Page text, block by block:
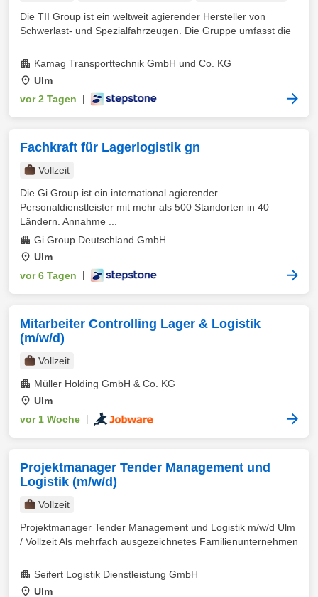
Die TII Group ist ein weltweit agierender Hersteller von
Schwerlast- und Spezialfahrzeugen. Die Gruppe umfasst die
Kamag Transporttechnik GmbH und Co. KG
Ulm
vor 2 Tagen
Fachkraft für Lagerlogistik gn
Vollzeit
Die Gi Group ist ein international agierender
Personaldienstleister mit mehr als 500 Standorten in 40
Ländern. Annahme ...
Gi Group Deutschland GmbH
Ulm
vor 6 Tagen
Mitarbeiter Controlling Lager & Logistik
(m/w/d)
Vollzeit
Müller Holding GmbH & Co. KG
Ulm
vor 1 Woche
Projektmanager Tender Management und
Logistik (m/w/d)
Vollzeit
Projektmanager Tender Management und Logistik m/w/d Ulm
/ Vollzeit Als mehrfach ausgezeichnetes Familienunternehmen
Seifert Logistik Dienstleistung GmbH
Ulm